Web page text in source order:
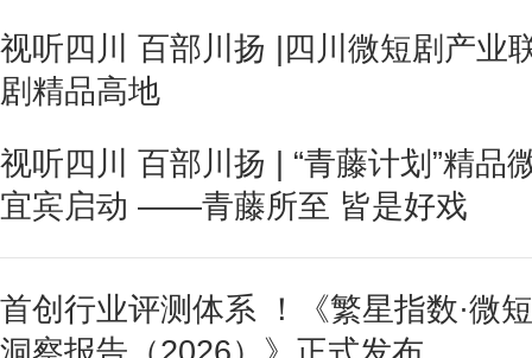
视听四川 百部川扬 |四川微短剧产业
剧精品高地
视听四川 百部川扬 | “青藤计划”精品
宜宾启动 ——青藤所至 皆是好戏
首创行业评测体系 ！《繁星指数·微